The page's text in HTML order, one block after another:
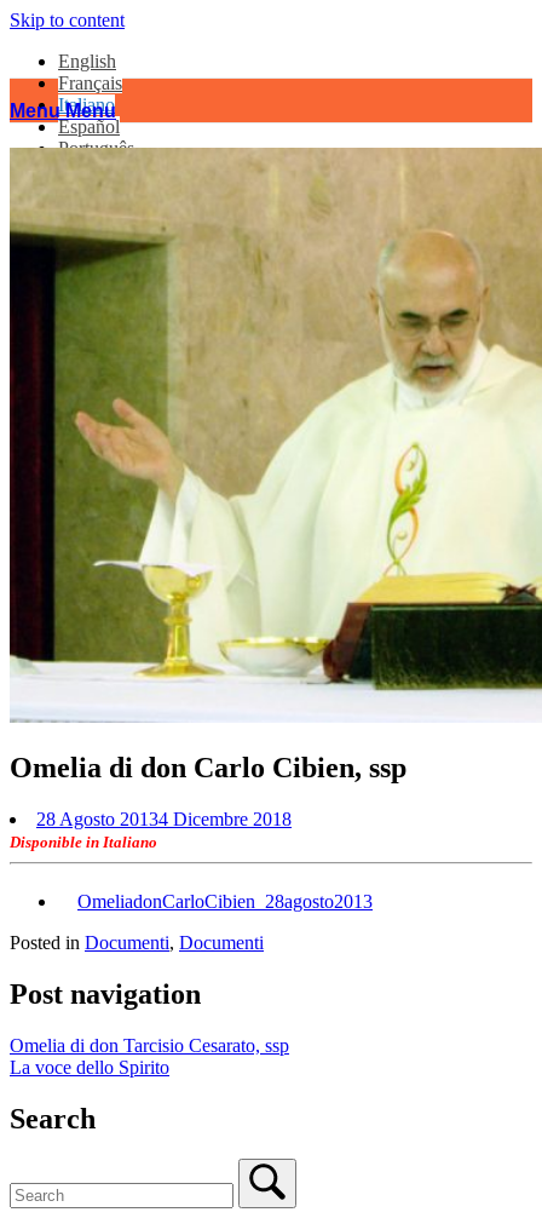
Skip to content
English
Français
Italiano
Español
Português
MenuMenu
Omelia di don Carlo Cibien, ssp
28 Agosto 20134 Dicembre 2018
Disponible in Italiano
OmeliadonCarloCibien_28agosto2013
Posted in Documenti, Documenti
Post navigation
Omelia di don Tarcisio Cesarato, ssp
La voce dello Spirito
Search